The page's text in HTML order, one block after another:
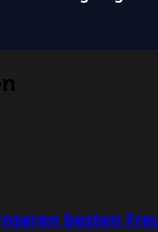
besten